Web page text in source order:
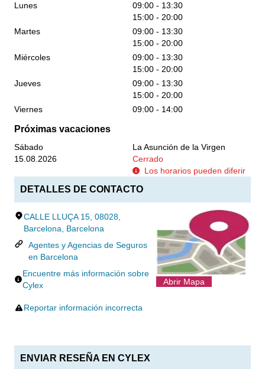
Lunes
09:00 - 13:30
15:00 - 20:00
Martes
09:00 - 13:30
15:00 - 20:00
Miércoles
09:00 - 13:30
15:00 - 20:00
Jueves
09:00 - 13:30
15:00 - 20:00
Viernes
09:00 - 14:00
Próximas vacaciones
Sábado
La Asunción de la Virgen
15.08.2026
Cerrado
Los horarios pueden diferir
DETALLES DE CONTACTO
CALLE LLUÇA 15, 08028,
Barcelona, Barcelona
Agentes y Agencias de Seguros
en Barcelona
Encuentre más información sobre
Cylex
Reportar información incorrecta
Abrir Mapa
ENVIAR RESEÑA EN CYLEX